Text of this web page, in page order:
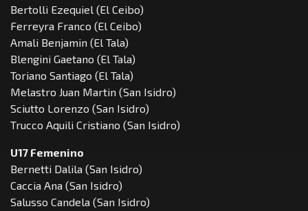
Bertolli Ezequiel (El Ceibo)
Ferreyra Franco (El Ceibo)
Amali Benjamin (El Tala)
Blengini Gaetano (El Tala)
Toriano Santiago (El Tala)
Melastro Juan Martin (San Isidro)
Sciutto Lorenzo (San Isidro)
Trucco Aquili Cristiano (San Isidro)
U17 Femenino
Bernetti Dalila (San Isidro)
Caccia Ana (San Isidro)
Salusso Candela (San Isidro)